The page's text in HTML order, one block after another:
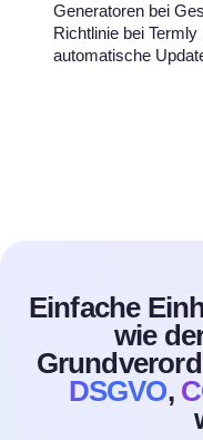
Generatoren bei
Richtlinie bei
automatische
Einfache
wie
DSGVO,